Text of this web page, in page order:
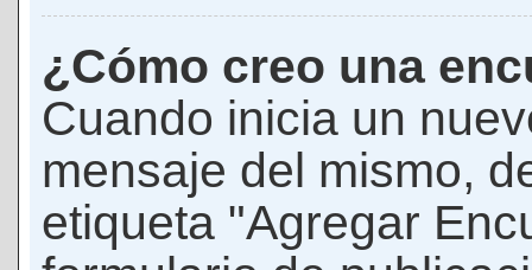
¿Cómo creo una
Cuando inicia un
mensaje del mismo,
etiqueta "Agregar